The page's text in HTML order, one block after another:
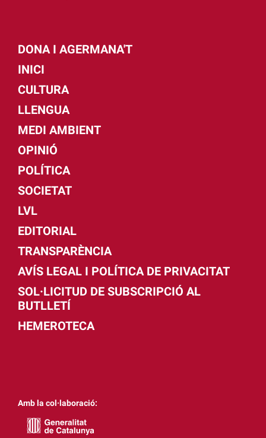
DONA I AGERMANA'T
INICI
CULTURA
LLENGUA
MEDI AMBIENT
OPINIÓ
POLÍTICA
SOCIETAT
LVL
EDITORIAL
TRANSPARÈNCIA
AVÍS LEGAL I POLÍTICA DE PRIVACITAT
SOL·LICITUD DE SUBSCRIPCIÓ AL
BUTLLETÍ
HEMEROTECA
Amb la col·laboració: